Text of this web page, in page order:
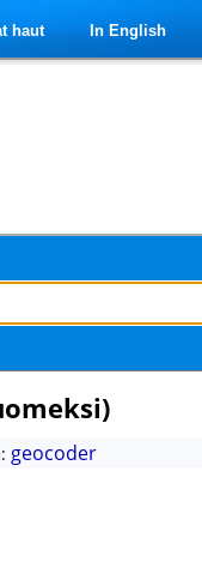
haut In English
geocoder